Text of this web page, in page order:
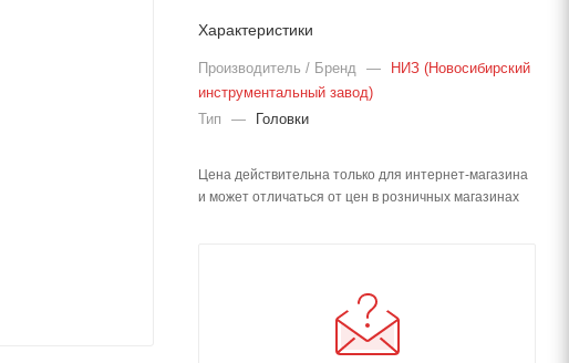
Характеристики
Производитель / Бренд —
НИЗ (Новосибирский
инструментальный завод)
Тип
— Головки
Цена действительна только для интернет-магазина
и может отличаться от цен в розничных магазинах